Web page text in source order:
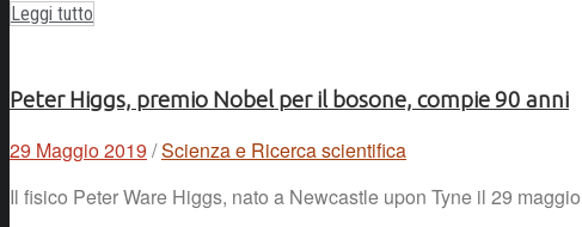
Leggi tutto
Peter Higgs, premio Nobel per il bosone, compie 90 anni
29 Maggio 2019 /Scienza e Ricerca scientifica
Il fisico Peter Ware Higgs, nato a Newcastle upon Tyne il 29